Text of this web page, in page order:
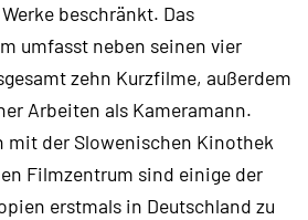
beschränkt. Das
umfasst neben seinen vier
zehn Kurzfilme, außerdem
Arbeiten als Kameramann.
mit der Slowenischen Kinothek
Filmzentrum sind einige der
erstmals in Deutschland zu